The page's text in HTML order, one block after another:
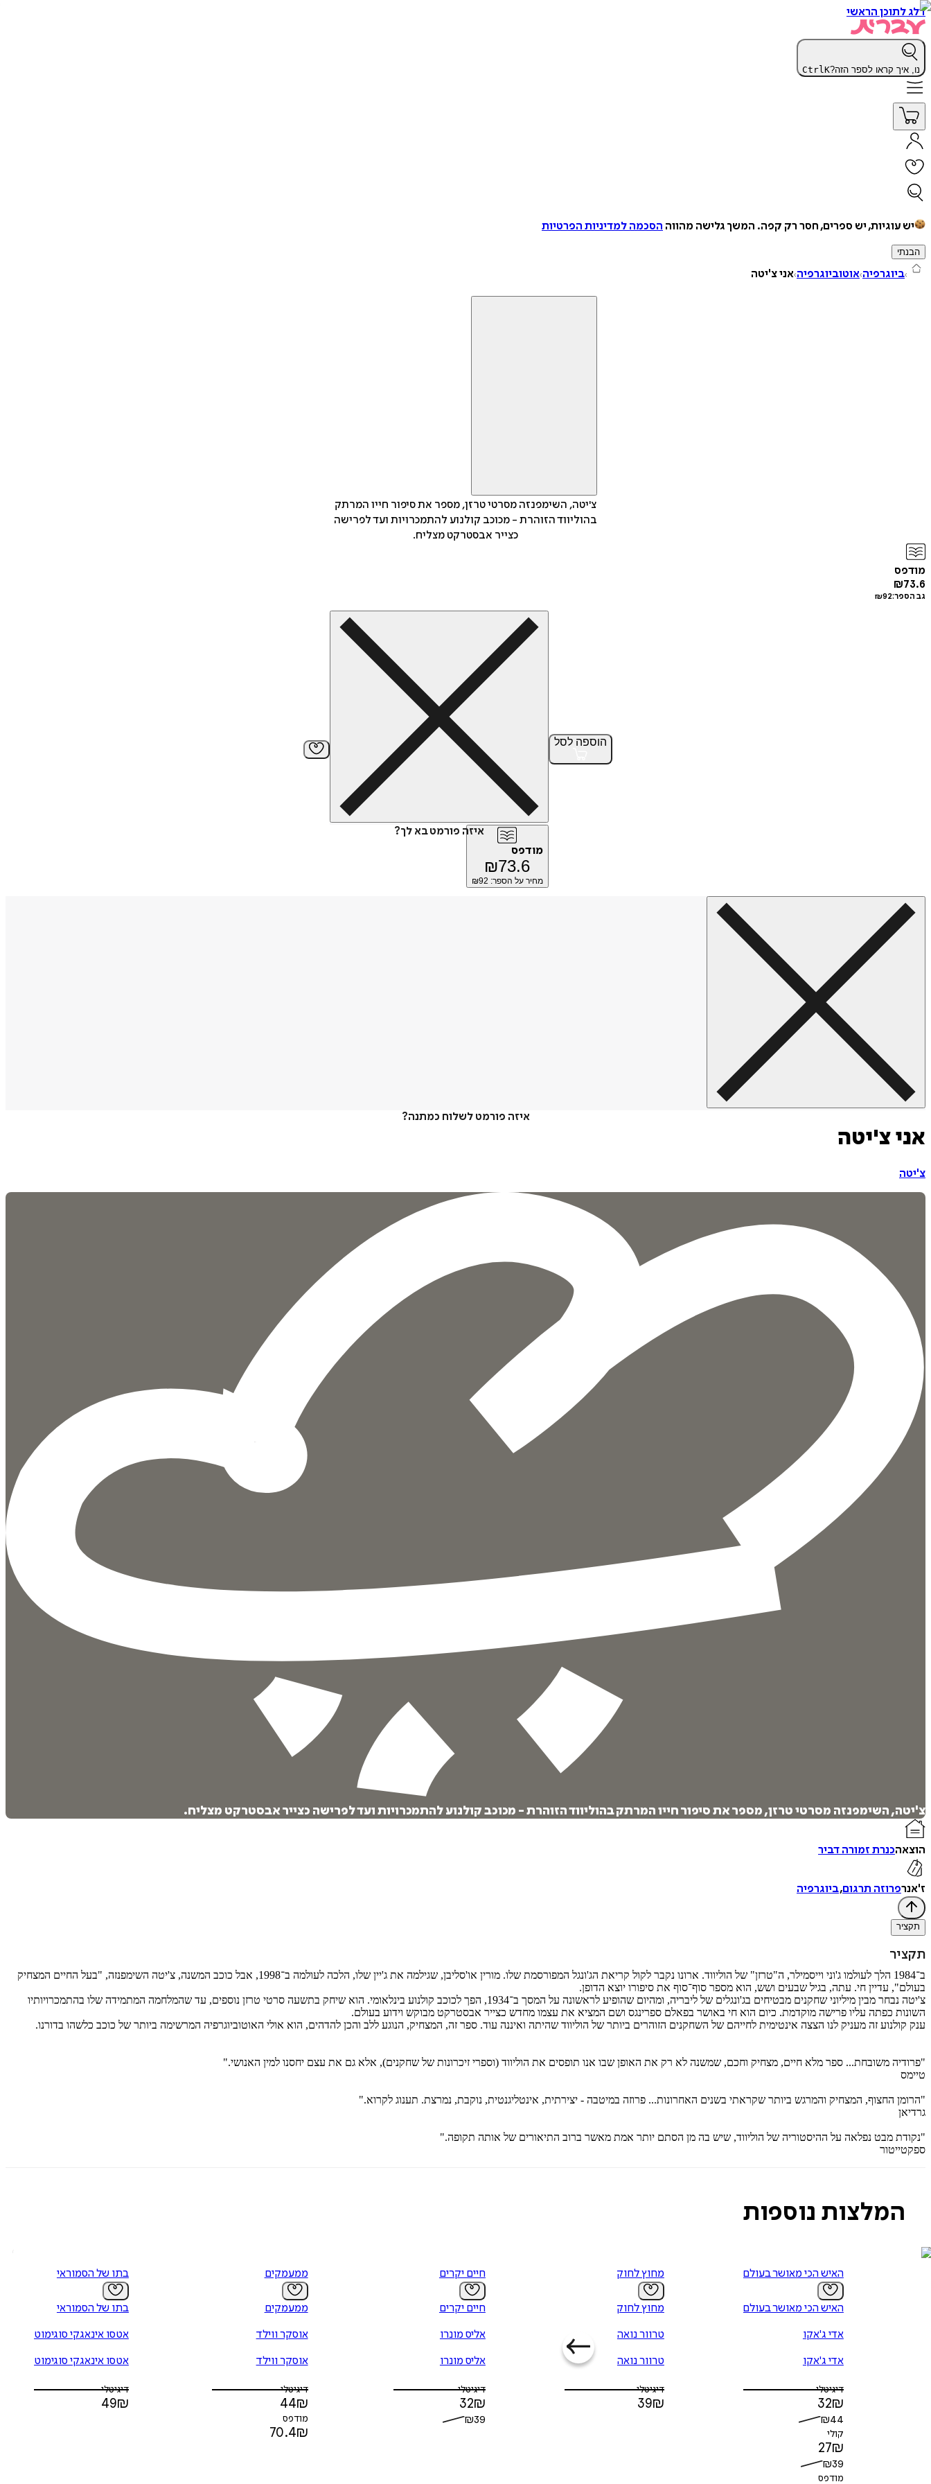
דלג לתוכן הראשי
נו, איך קראו לספר הזה? CtrlK
יש עוגיות, יש ספרים, חסר רק קפה. המשך גלישה מהווה הסכמה למדיניות הפרטיות
הבנתי
ביוגרפיה אוטוביוגרפיה אני צ'יטה
צ'יטה, השימפנזה מסרטי טרזן, מספר את סיפור חייו המרתק
בהוליווד הזוהרת - מכוכב קולנוע להתמכרויות ועד לפרישה
כצייר אבסטרקט מצליח.
מודפס
₪73.6
גב הספר: ₪92
הוספה לסל
איזה פורמט בא לך?
מודפס
₪73.6
מחיר על הספר: ₪ 92
איזה פורמט לשלוח כמתנה?
אני צ'יטה
צ'יטה
צ'יטה, השימפנזה מסרטי טרזן, מספר את סיפור חייו המרתק בהוליווד הזוהרת - מכוכב קולנוע להתמכרויות ועד לפרישה כצייר אבסטרקט מצליח.
הוצאהכנרת זמורה דביר
ז'אנרפרוזה תרגום,ביוגרפיה
תקציר
תקציר
ב־1984 הלך לעולמו ג'וני וייסמילר, ה"טרזן" של הוליווד. ארונו נקבר לקול קריאת הג'ונגל המפורסמת שלו. מורין או'סליבן, שגילמה את ג'יין שלו, הלכה לעולמה ב־1998, אבל כוכב המשנה, צ'יטה השימפנזה, "בעל החיים המצחיק
בעולם", עדיין חי. עתה, בגיל שבעים ושש, הוא מספר סוף־סוף את סיפורו יוצא הדופן.
צ'יטה נבחר מבין מיליוני שחקנים מבטיחים בג'ונגלים של ליבריה, ומהיום שהופיע לראשונה על המסך ב־1934, הפך לכוכב קולנוע בינלאומי. הוא שיחק בתשעה סרטי טרזן נוספים, עד שהמלחמה המתמידה שלו בהתמכרויותיו
השונות כפתה עליו פרישה מוקדמת. כיום הוא חי באושר בפאלם ספרינגס ושם המציא את עצמו מחדש כצייר אבסטרקט מבוקש וידוע בעולם.
ענק קולנוע זה מעניק לנו הצצה אינטימית לחייהם של השחקנים הזוהרים ביותר של הוליווד שהיתה ואיננה עוד. ספר זה, המצחיק, הנוגע ללב והכן להדהים, הוא אולי האוטוביוגרפיה המרשימה ביותר של כוכב כלשהו בדורנו.
"פרודיה משובחת... ספר מלא חיים, מצחיק וחכם, שמשנה לא רק את האופן שבו אנו תופסים את הוליווד (וספרי זיכרונות של שחקנים), אלא גם את עצם יחסנו למין האנושי."
טיימס
"הרומן החצוף, המצחיק והמרגש ביותר שקראתי בשנים האחרונות... פרוזה במיטבה - יצירתית, אינטליגנטית, נוקבת, נמרצת. תענוג לקרוא."
גרדיאן
"נקודת מבט נפלאה על ההיסטוריה של הוליווד, שיש בה מן הסתם יותר אמת מאשר ברוב התיאורים של אותה תקופה."
ספקטייטור
המלצות נוספות
האיש הכי מאושר בעולם
האיש הכי מאושר בעולם
אדי ג'אקו
אדי ג'אקו
דיגיטלי
32₪
₪44
קולי
27₪
₪39
מודפס
מחוץ לחוק
מחוץ לחוק
טרוור נואה
טרוור נואה
דיגיטלי
39₪
חיים יקרים
חיים יקרים
אליס מונרו
אליס מונרו
דיגיטלי
32₪
₪39
ממעמקים
ממעמקים
אוסקר ווילד
אוסקר ווילד
דיגיטלי
44₪
מודפס
70.4₪
בתו של הסמוראי
בתו של הסמוראי
אטסו אינאגקי סוגימוטו
אטסו אינאגקי סוגימוטו
דיגיטלי
49₪